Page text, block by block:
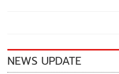
k k
NEWS UPDATE